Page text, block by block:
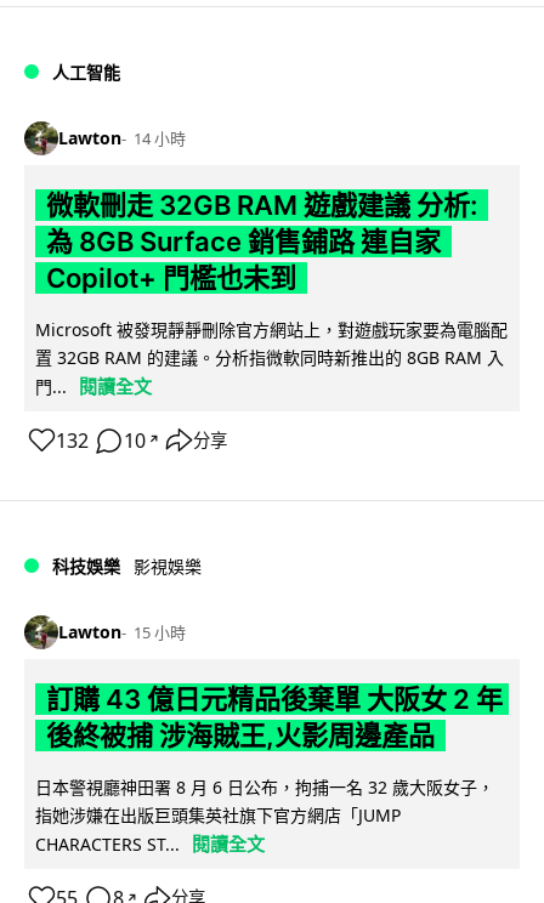
人工智能
Lawton 14 小時
微軟刪走 32GB RAM 遊戲建議 分析:
為 8GB Surface 銷售鋪路 連自家
Copilot+ 門檻也未到
Microsoft 被發現靜靜刪除官方網站上，對遊戲玩家要為電腦配
置 32GB RAM 的建議。分析指微軟同時新推出的 8GB RAM 入
門...
閱讀全文
132 10 ↗ 分享
科技娛樂 影視娛樂
Lawton 15 小時
訂購 43 億日元精品後棄單 大阪女 2 年
後終被捕 涉海賊王,火影周邊產品
日本警視廳神田署 8 月 6 日公布，拘捕一名 32 歲大阪女子，
指她涉嫌在出版巨頭集英社旗下官方網店「JUMP
CHARACTERS ST...
閱讀全文
↗ 分享